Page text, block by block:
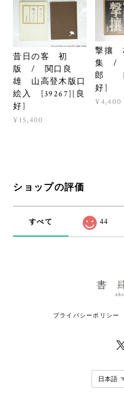
昔日の客 初
版 / 関口良
雄 山高登木版口
絵入 [39267][良
好]
¥15,400
撃攘
集 /
郎
好]
¥4,400
ショップの評価
すべて 44
プライバシーポリシー